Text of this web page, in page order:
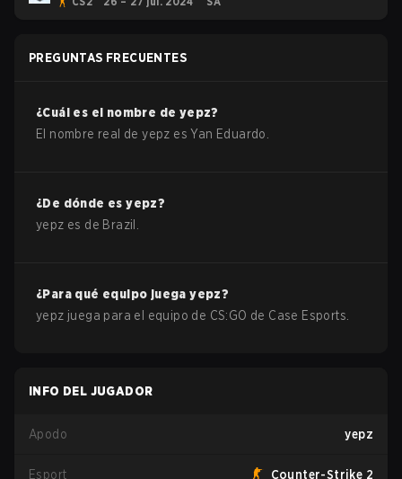
PREGUNTAS FRECUENTES
¿Cuál es el nombre de yepz?
El nombre real deyepz esYan Eduardo
¿De dónde esyepz?
yepz es de Brazil
¿Para qué equipo juegayepz?
yepz juega para el equipo de CS:GO de Case Esports
INFO DEL JUGADOR
Apodo yepz
Esport Counter-Strike 2